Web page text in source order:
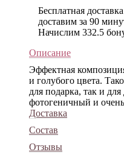
Бесплатная
доставим за 90
Начислим 332.5
Описание
Эффектная
и голубого цвета.
для подарка, так и
фотогеничный и
Доставка
Состав
Отзывы